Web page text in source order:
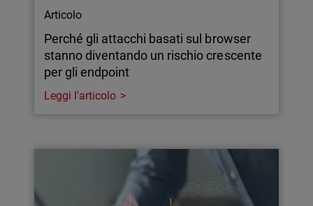
Articolo
Perché gli attacchi basati sul browser
stanno diventando un rischio crescente
per gli endpoint
Leggi l'articolo